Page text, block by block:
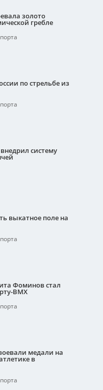
золото
гребле
по стрельбе из
систему
выкатное поле на
Фоминов стал
ВМХ
медали на
в